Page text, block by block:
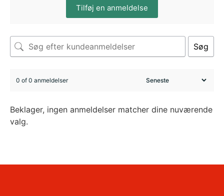
Tilføj en anmeldelse
Søg
0 of 0 anmeldelser
Beklager, ingen anmeldelser matcher dine nuværende
valg.